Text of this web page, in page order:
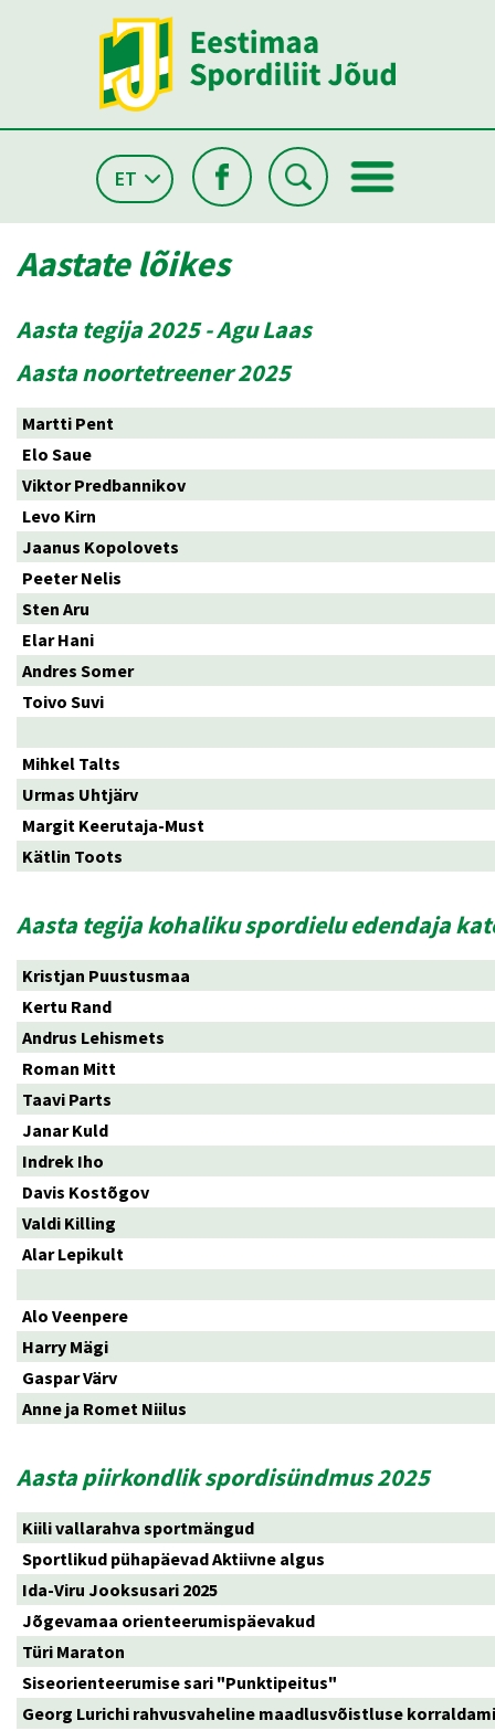
ET
Aastate lõikes
Aasta tegija 2025 - Agu Laas
Aasta noortetreener 2025
Martti Pent
Elo Saue
Viktor Predbannikov
Levo Kirn
Jaanus Kopolovets
Peeter Nelis
Sten Aru
Elar Hani
Andres Somer
Toivo Suvi
Mihkel Talts
Urmas Uhtjärv
Margit Keerutaja-Must
Kätlin Toots
Aasta tegija kohaliku spordielu edendaja
Kristjan Puustusmaa
Kertu Rand
Andrus Lehismets
Roman Mitt
Taavi Parts
Janar Kuld
Indrek Iho
Davis Kostõgov
Valdi Killing
Alar Lepikult
Alo Veenpere
Harry Mägi
Gaspar Värv
Anne ja Romet Niilus
Aasta piirkondlik spordisündmus 2025
Kiili vallarahva sportmängud
Sportlikud pühapäevad Aktiivne algus
Ida-Viru Jooksusari 2025
Jõgevamaa orienteerumispäevakud
Türi Maraton
Siseorienteerumise sari "Punktipeitus"
Georg Lurichi rahvusvaheline maadlusvõistluse